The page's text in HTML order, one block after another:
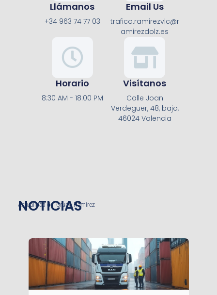
Llámanos
+34 963 74 77 03
Email Us
trafico.ramirezvlc@r
amirezdolz.es
Horario
8:30 AM - 18:00 PM
Visítanos
Calle Joan
Verdeguer, 48, bajo,
46024 Valencia
Actualidad del Grupo Ramirez
NOTICIAS